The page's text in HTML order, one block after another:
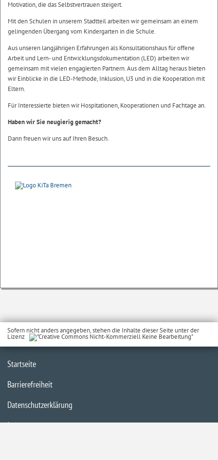
Motivation, die das Selbstvertrauen steigert.
Mit den Schulen in unserem Stadtteil arbeiten wir gemeinsam an einem
gelingenden Übergang vom Kindergarten in die Schule.
Aus unseren langjährigen Erfahrungen als Konsultationshaus für offene
Arbeit und Lern- und Entwicklungsdokumentation (LED) arbeiten wir
gemeinsam mit vielen engagierten Partnern. Aus dem Alltag heraus bieten
wir Einblicke in die LED-Methode, Inklusion, U3 und in die Kooperation mit
Eltern.
Für Interessierte bieten wir Hospitationen, Kooperationen und Fachtage an.
Haben wir Sie neugierig gemacht?
Dann freuen wir uns auf Ihren Besuch.
Sofern nicht anders angegeben, stehen die Inhalte dieser Seite unter der
Lizenz
Startseite
Barrierefreiheit
Datenschutzerklärung
Impressum